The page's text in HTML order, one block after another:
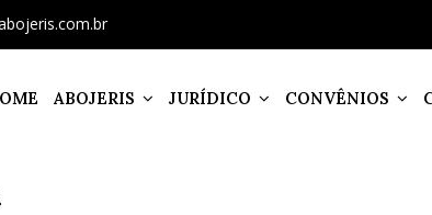
ABOJERIS JURÍDICO CONVÊNIOS